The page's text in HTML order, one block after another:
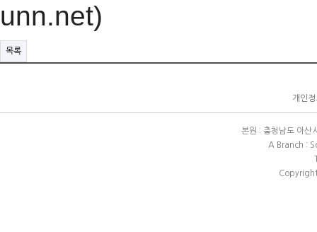
unn.net)
목록
개인
본원 : 충청남도 아
A Branch :